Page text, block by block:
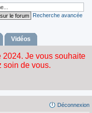
Recherche avancée
Vidéos
Déconnexion